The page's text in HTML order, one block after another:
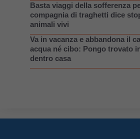
Basta viaggi della sofferenza
compagnia di traghetti dice
animali vivi
Va in vacanza e abbandona il
acqua né cibo: Pongo trovato
dentro casa